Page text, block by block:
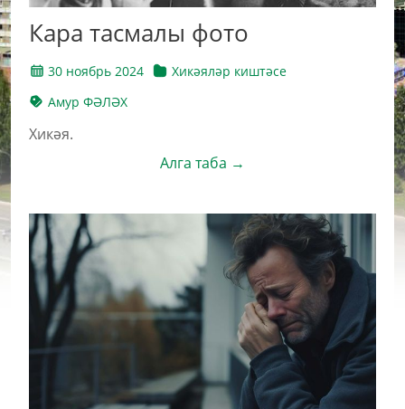
Кара тасмалы фото
30 ноябрь 2024
Хикәяләр киштәсе
Амур ФӘЛӘХ
Хикәя.
Алга таба →